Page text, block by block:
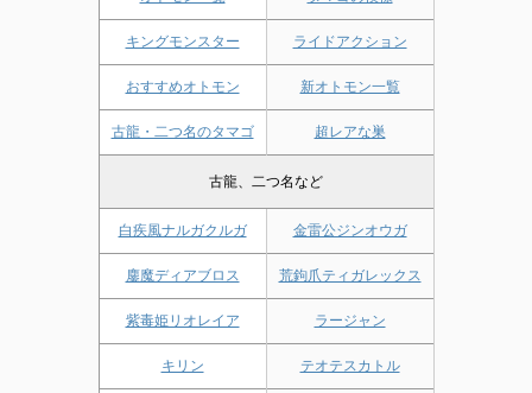
キングモンスター ライドアクション
おすすめオトモン 新オトモン一覧
古龍・二つ名のタマゴ 超レアな巣
古龍、二つ名など
白疾風ナルガクルガ 金雷公ジンオウガ
鏖魔ディアブロス 荒鉤爪ティガレックス
紫毒姫リオレイア ラージャン
キリン テオテスカトル